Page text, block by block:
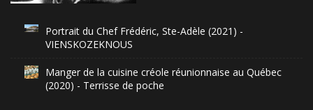
Portrait du Chef Frédéric, Ste-Adèle (2021) -
VIENSKOZEKNOUS
Manger de la cuisine créole réunionnaise au Québec
(2020) - Terrisse de poche